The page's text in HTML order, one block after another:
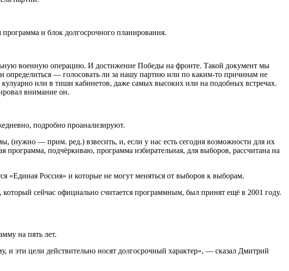
и блок долгосрочного планирования.
военную операцию. И достижение Победы на фронте. Такой документ мы
— голосовать ли за нашу партию или по каким-то причинам не
или в тиши кабинетов, даже самых высоких или на подобных встречах.
внимание он.
подробно проанализируют.
(нужно — прим. ред.) взвесить, и, если у нас есть сегодня возможности для их
подчёркиваю, программа избирательная, для выборов, рассчитана на
«Единая Россия» и которые не могут меняться от выборов к выборам.
сейчас официально считается программным, был принят ещё в 2001 году.
на пять лет.
и эти цели действительно носят долгосрочный характер», — сказал Дмитрий